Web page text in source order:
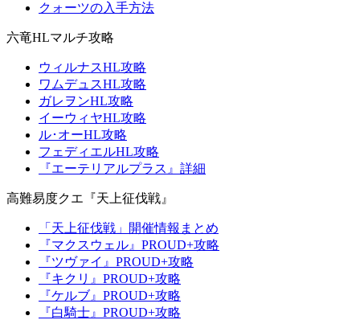
クォーツの入手方法
六竜HLマルチ攻略
ウィルナスHL攻略
ワムデュスHL攻略
ガレヲンHL攻略
イーウィヤHL攻略
ル･オーHL攻略
フェディエルHL攻略
『エーテリアルプラス』詳細
高難易度クエ『天上征伐戦』
「天上征伐戦」開催情報まとめ
『マクスウェル』PROUD+攻略
『ツヴァイ』PROUD+攻略
『キクリ』PROUD+攻略
『ケルブ』PROUD+攻略
『白騎士』PROUD+攻略